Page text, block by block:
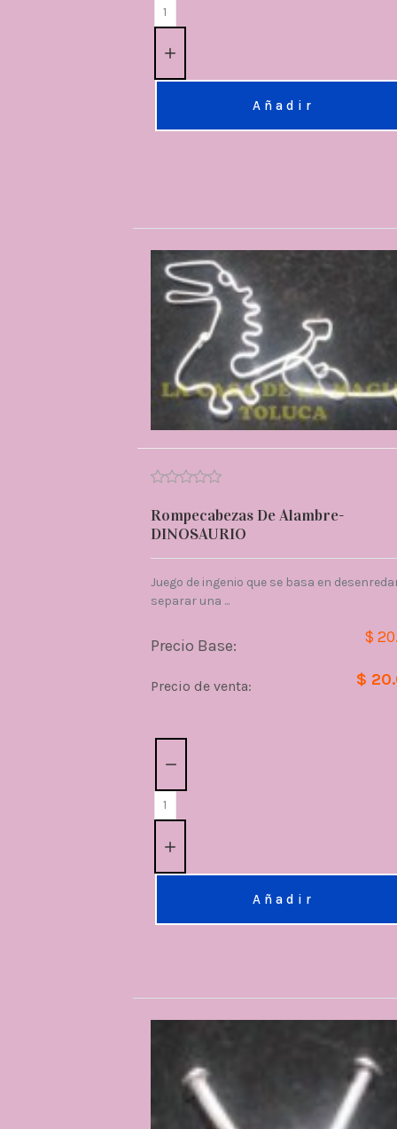
Añadir
Rompecabezas De Alambre-
DINOSAURIO
Juego de ingenio que se basa en
separar una ...
Precio Base: $
Precio de venta: $
Añadir